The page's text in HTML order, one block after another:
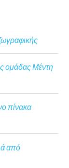
ομάδας Μέντη
πίνακα
από